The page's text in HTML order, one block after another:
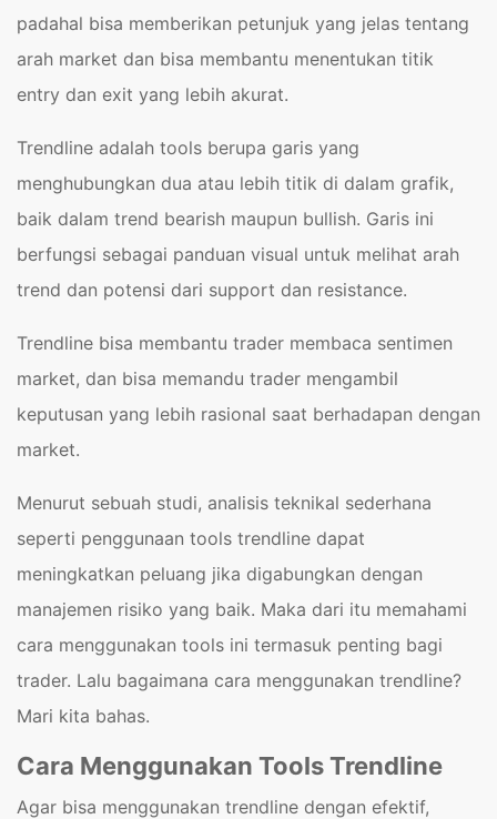
padahal bisa memberikan petunjuk yang jelas tentang
arah market dan bisa membantu menentukan titik
entry dan exit yang lebih akurat.
Trendline adalah tools berupa garis yang
menghubungkan dua atau lebih titik di dalam grafik,
baik dalam trend bearish maupun bullish. Garis ini
berfungsi sebagai panduan visual untuk melihat arah
trend dan potensi dari support dan resistance.
Trendline bisa membantu trader membaca sentimen
market, dan bisa memandu trader mengambil
keputusan yang lebih rasional saat berhadapan dengan
market.
Menurut sebuah studi, analisis teknikal sederhana
seperti penggunaan tools trendline dapat
meningkatkan peluang jika digabungkan dengan
manajemen risiko yang baik. Maka dari itu memahami
cara menggunakan tools ini termasuk penting bagi
trader. Lalu bagaimana cara menggunakan trendline?
Mari kita bahas.
Cara Menggunakan Tools Trendline
Agar bisa menggunakan trendline dengan efektif,